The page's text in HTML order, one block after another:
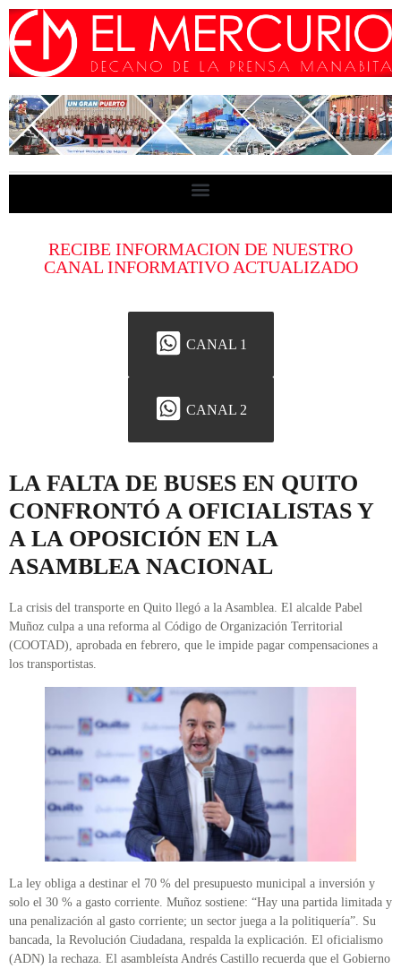
RECIBE INFORMACION DE NUESTRO
CANAL INFORMATIVO ACTUALIZADO
CANAL 1
CANAL 2
LA FALTA DE BUSES EN QUITO
CONFRONTÓ A OFICIALISTAS Y
A LA OPOSICIÓN EN LA
ASAMBLEA NACIONAL
La crisis del transporte en Quito llegó a la Asamblea. El alcalde Pabel
Muñoz culpa a una reforma al Código de Organización Territorial
(COOTAD), aprobada en febrero, que le impide pagar compensaciones a
los transportistas.
La ley obliga a destinar el 70 % del presupuesto municipal a inversión y
solo el 30 % a gasto corriente. Muñoz sostiene: “Hay una partida limitada y
una penalización al gasto corriente; un sector juega a la politiquería”. Su
bancada, la Revolución Ciudadana, respalda la explicación. El oficialismo
(ADN) la rechaza. El asambleísta Andrés Castillo recuerda que el Gobierno